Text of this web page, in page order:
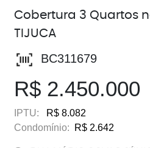
Cobertura 3 Quartos
TIJUCA
BC311679
R$ 2.450.000
IPTU:
R$ 8.082
Condomínio:
R$ 2.642